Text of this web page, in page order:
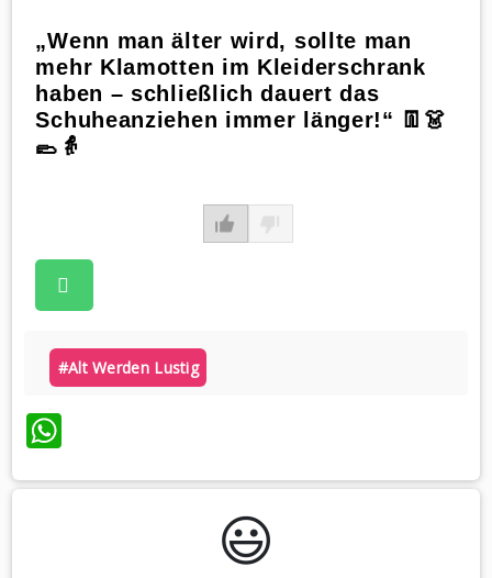
„Wenn man älter wird, sollte man
mehr Klamotten im Kleiderschrank
haben – schließlich dauert das
Schuheanziehen immer länger!“ 👖👗
🥿👵
#alt Werden Lustig
WhatsApp
😃️